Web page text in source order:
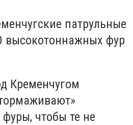
патрульные
высокотоннажных фур
Кременчугом
чтобы те не